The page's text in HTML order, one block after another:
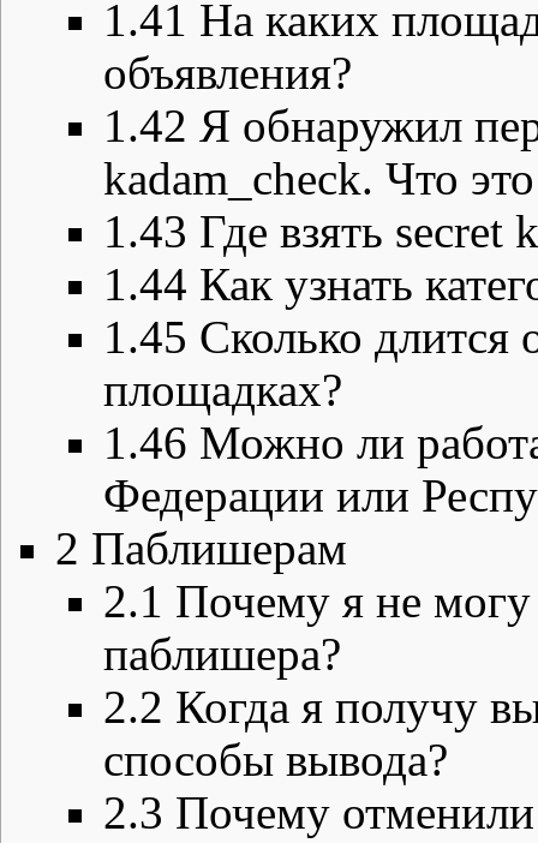
1.41 На каких
объявления?
1.42 Я обнаружил
kadam_check. Что
1.43 Где взять
1.44 Как узнать
1.45 Сколько длится
площадках?
1.46 Можно ли
Федерации или
2 Паблишерам
2.1 Почему я не могу
паблишера?
2.2 Когда я получу
способы вывода?
2.3 Почему